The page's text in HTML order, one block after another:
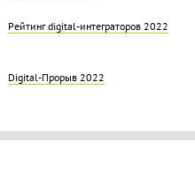
Рейтинг digital-интеграторов 2022
Digital-Прорыв 2022